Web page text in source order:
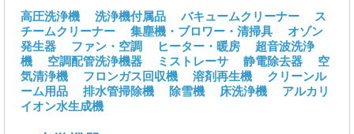
高圧洗浄機 洗浄機付属品 バキュームクリーナー
ス
チームクリーナー
集塵機・ブロワー・清掃具
オゾン
発生器
ファン・空調 ヒーター・暖房
超音波洗浄
機
空調配管洗浄機器 ミストレーサ 静電除去器
空
気清浄機
フロンガス回収機 溶剤再生機
クリーンル
ーム用品
排水管掃除機 除雪機 床洗浄機
アルカリ
イオン水生成機